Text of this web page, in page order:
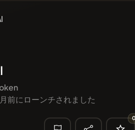
FYRA FYRA
#276
PERFI PEEFITOKEN
#1849
前にローンチされました